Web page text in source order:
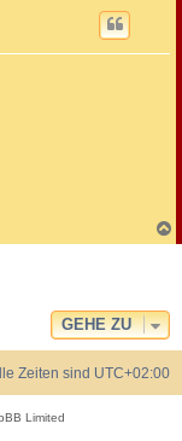
a
GEHE ZU
Zeiten sind UTC+02:00
Limited